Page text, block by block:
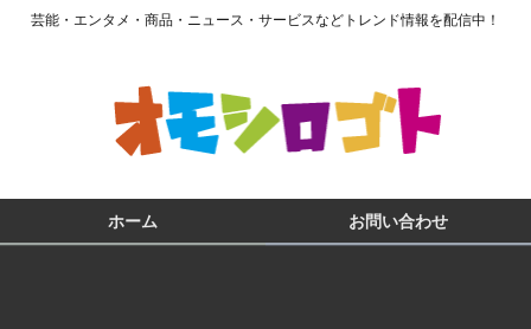
芸能・エンタメ・商品・ニュース・サービスなどトレンド情報を配信中！
ホーム お問い合わせ